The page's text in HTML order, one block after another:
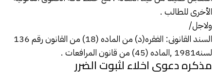
الأخرى للطالب .
ولاجل/
السند القانونى: الفقره(د) من الماده (18) من القانون رقم 136
لسنه1981 ,الماده (45) من قانون المرافعات .
مذكره دعوى اخلاء لثبوت الضرر